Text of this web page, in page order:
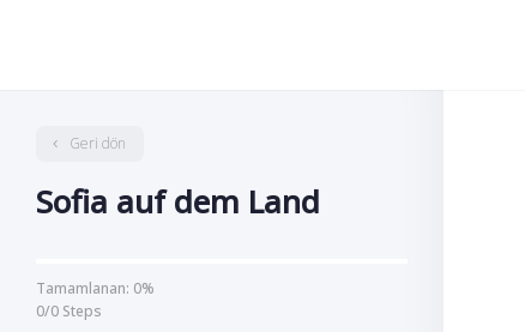
Geri dön
Sofia auf dem Land
Tamamlanan: 0%
0/0 Steps